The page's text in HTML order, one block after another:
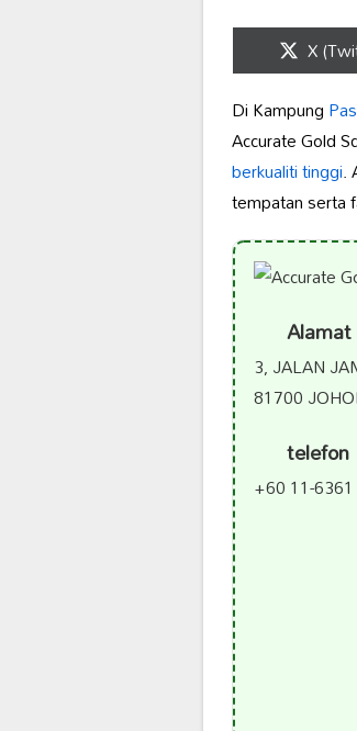
Share
on
X
Di Kampung
Accurate Gold
berkualiti tinggi.
tempatan serta
Alamat
3, JALAN
81700
telefon
+60 11-